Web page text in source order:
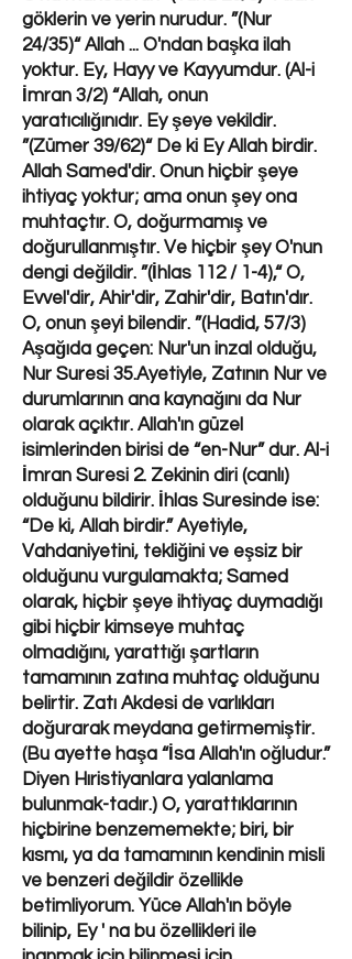
göklerin ve yerin nurudur. ”(Nur
24/35)“ Allah ... O'ndan başka ilah
yoktur. Ey, Hayy ve Kayyumdur. (Al-i
İmran 3/2) “Allah, onun
yaratıcılığınıdır. Ey şeye vekildir.
”(Zümer 39/62)“ De ki Ey Allah birdir.
Allah Samed'dir. Onun hiçbir şeye
ihtiyaç yoktur; ama onun şey ona
muhtaçtır. O, doğurmamış ve
doğurullanmıştır. Ve hiçbir şey O'nun
dengi değildir. ”(İhlas 112 / 1-4),“ O,
Evvel'dir, Ahir'dir, Zahir'dir, Batın'dır.
O, onun şeyi bilendir. ”(Hadid, 57/3)
Aşağıda geçen: Nur'un inzal olduğu,
Nur Suresi 35.Ayetiyle, Zatının Nur ve
durumlarının ana kaynağını da Nur
olarak açıktır. Allah'ın güzel
isimlerinden birisi de “en-Nur” dur. Al-i
İmran Suresi 2. Zekinin diri (canlı)
olduğunu bildirir. İhlas Suresinde ise:
“De ki, Allah birdir.” Ayetiyle,
Vahdaniyetini, tekliğini ve eşsiz bir
olduğunu vurgulamakta; Samed
olarak, hiçbir şeye ihtiyaç duymadığı
gibi hiçbir kimseye muhtaç
olmadığını, yarattığı şartların
tamamının zatına muhtaç olduğunu
belirtir. Zatı Akdesi de varlıkları
doğurarak meydana getirmemiştir.
(Bu ayette haşa “İsa Allah'ın oğludur.”
Diyen Hıristiyanlara yalanlama
bulunmak-tadır.) O, yarattıklarının
hiçbirine benzememekte; biri, bir
kısmı, ya da tamamının kendinin misli
ve benzeri değildir özellikle
betimliyorum. Yüce Allah'ın böyle
bilinip, Ey ' na bu özellikleri ile